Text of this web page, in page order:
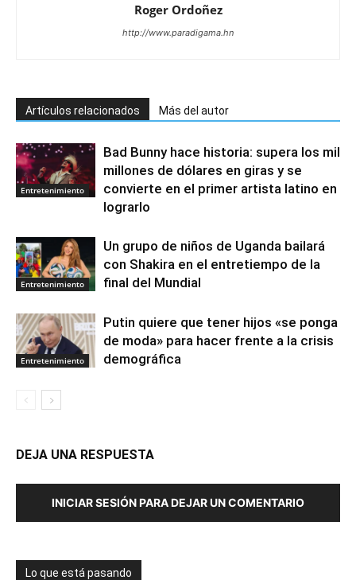
Roger Ordoñez
http://www.paradigama.hn
Artículos relacionados Más del autor
Entretenimiento
Bad Bunny hace historia: supera los mil
millones de dólares en giras y se
convierte en el primer artista latino en
lograrlo
Entretenimiento
Un grupo de niños de Uganda bailará
con Shakira en el entretiempo de la
final del Mundial
Entretenimiento
Putin quiere que tener hijos «se ponga
de moda» para hacer frente a la crisis
demográfica
DEJA UNA RESPUESTA
INICIAR SESIÓN PARA DEJAR UN COMENTARIO
Lo que está pasando